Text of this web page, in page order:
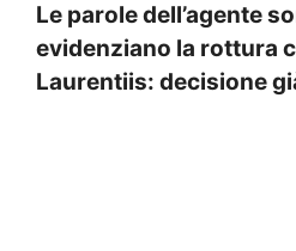
Le parole dell’agente
evidenziano la rottura
Laurentiis: decisione